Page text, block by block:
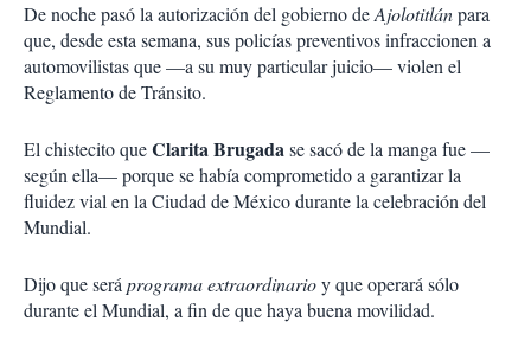
m
p
a
t
r
De noche pasó la autorización del gobierno deAjolotitlánpara
que, desde esta semana, sus policías preventivos infraccionen a
automovilistas que —a su muy particular juicio— violen el
Reglamento de Tránsito.
El chistecito queClarita Brugadase sacó de la manga fue —
según ella— porque se había comprometido a garantizar la
fluidez vial en la Ciudad de México durante la celebración del
Mundial.
Dijo que será programa extraordinarioy que operará sólo
durante el Mundial, a fin de que haya buena movilidad.